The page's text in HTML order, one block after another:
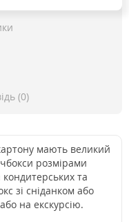
(0)
мають великий
розмірами
кондитерських та
зі сніданком або
на екскурсію.